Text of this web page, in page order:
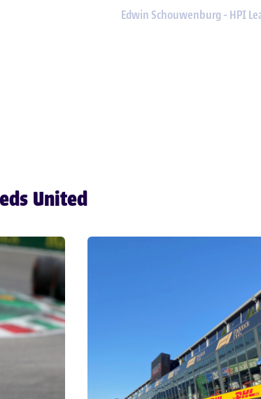
Edwin Schouwenburg - HPI
United